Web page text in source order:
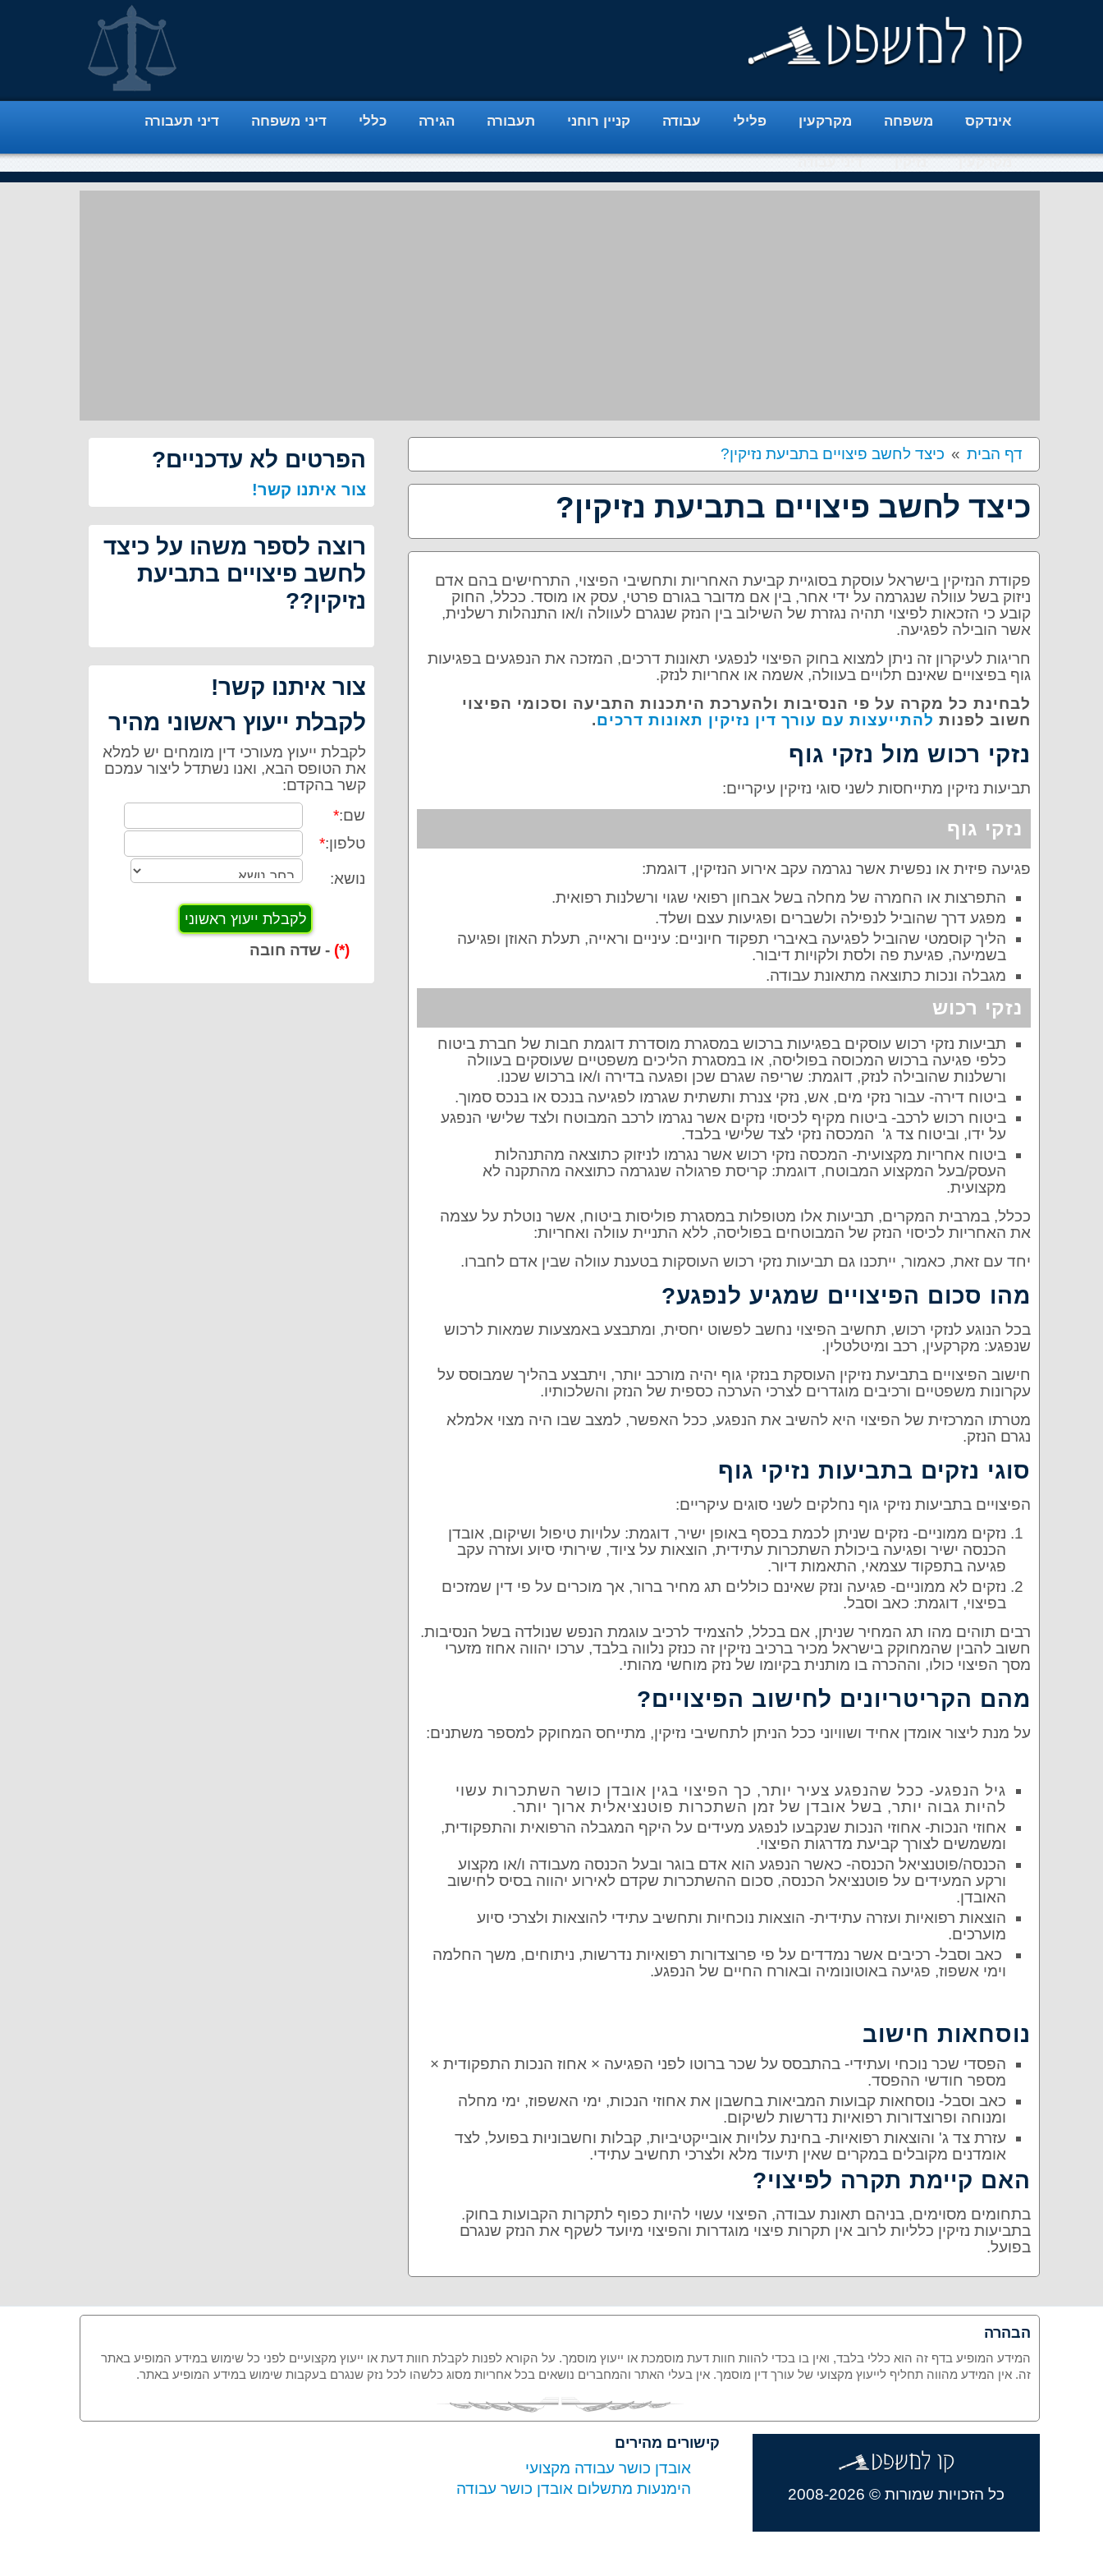
אינדקס משפחה מקרקעין פלילי עבודה קניין רוחני תעבורה הגירה כללי דיני משפחה דיני תעבורה
מקרקעין נזיקין דיני עבודה
דף הבית כיצד לחשב פיצויים בתביעת נזיקין?
כיצד לחשב פיצויים בתביעת נזיקין?
פקודת הנזיקין בישראל עוסקת בסוגיית קביעת האחריות ותחשיבי הפיצוי, התרחישים בהם אדם
ניזוק בשל עוולה שנגרמה על ידי אחר, בין אם מדובר בגורם פרטי, עסק או מוסד. ככלל, החוק
קובע כי הזכאות לפיצוי תהיה נגזרת של השילוב בין הנזק שנגרם לעוולה ו/או התנהלות רשלנית,
אשר הובילה לפגיעה.
חריגות לעיקרון זה ניתן למצוא בחוק הפיצוי לנפגעי תאונות דרכים, המזכה את הנפגעים בפגיעות
גוף בפיצויים שאינם תלויים בעוולה, אשמה או אחריות לנזק.
לבחינת כל מקרה על פי הנסיבות ולהערכת היתכנות התביעה וסכומי הפיצוי
חשוב לפנות להתייעצות עם עורך דין נזיקין תאונות דרכים.
נזקי רכוש מול נזקי גוף
תביעות נזיקין מתייחסות לשני סוגי נזיקין עיקריים:
נזקי גוף
פגיעה פיזית או נפשית אשר נגרמה עקב אירוע הנזיקין, דוגמת:
התפרצות או החמרה של מחלה בשל אבחון רפואי שגוי ורשלנות רפואית.
מפגע דרך שהוביל לנפילה ולשברים ופגיעות עצם ושלד.
הליך קוסמטי שהוביל לפגיעה באיברי תפקוד חיוניים: עיניים וראייה, תעלת האוזן ופגיעה
בשמיעה, פגיעת פה ולסת ולקויות דיבור.
מגבלה ונכות כתוצאה מתאונת עבודה.
נזקי רכוש
תביעות נזקי רכוש עוסקים בפגיעות ברכוש במסגרת מוסדרת דוגמת חבות של חברת ביטוח
כלפי פגיעה ברכוש המכוסה בפוליסה, או במסגרת הליכים משפטיים שעוסקים בעוולה
ורשלנות שהובילה לנזק, דוגמת: שריפה שגרם שכן ופגעה בדירה ו/או ברכוש שכנו.
ביטוח דירה- עבור נזקי מים, אש, נזקי צנרת ותשתית שגרמו לפגיעה בנכס או בנכס סמוך.
ביטוח רכוש לרכב- ביטוח מקיף לכיסוי נזקים אשר נגרמו לרכב המבוטח ולצד שלישי הנפגע
על ידו, וביטוח צד ג' המכסה נזקי לצד שלישי בלבד.
ביטוח אחריות מקצועית- המכסה נזקי רכוש אשר נגרמו לניזוק כתוצאה מהתנהלות
העסק/בעל המקצוע המבוטח, דוגמת: קריסת פרגולה שנגרמה כתוצאה מהתקנה לא
מקצועית.
ככלל, במרבית המקרים, תביעות אלו מטופלות במסגרת פוליסות ביטוח, אשר נוטלת על עצמה
את האחריות לכיסוי הנזק של המבוטחים בפוליסה, ללא התניית עוולה ואחריות:
יחד עם זאת, כאמור, ייתכנו גם תביעות נזקי רכוש העוסקות בטענת עוולה שבין אדם לחברו.
מהו סכום הפיצויים שמגיע לנפגע?
בכל הנוגע לנזקי רכוש, תחשיב הפיצוי נחשב לפשוט יחסית, ומתבצע באמצעות שמאות לרכוש
שנפגע: מקרקעין, רכב ומיטלטלין.
חישוב הפיצויים בתביעת נזיקין העוסקת בנזקי גוף יהיה מורכב יותר, ויתבצע בהליך שמבוסס על
עקרונות משפטיים ורכיבים מוגדרים לצרכי הערכה כספית של הנזק והשלכותיו.
מטרתו המרכזית של הפיצוי היא להשיב את הנפגע, ככל האפשר, למצב שבו היה מצוי אלמלא
נגרם הנזק.
סוגי נזקים בתביעות נזיקי גוף
הפיצויים בתביעות נזיקי גוף נחלקים לשני סוגים עיקריים:
נזקים ממוניים- נזקים שניתן לכמת בכסף באופן ישיר, דוגמת: עלויות טיפול ושיקום, אובדן
הכנסה ישיר ופגיעה ביכולת השתכרות עתידית, הוצאות על ציוד, שירותי סיוע ועזרה עקב
פגיעה בתפקוד עצמאי, התאמות דיור.
נזקים לא ממוניים- פגיעה ונזק שאינם כוללים תג מחיר ברור, אך מוכרים על פי דין שמזכים
בפיצוי, דוגמת: כאב וסבל.
רבים תוהים מהו תג המחיר שניתן, אם בכלל, להצמיד לרכיב עוגמת הנפש שנולדה בשל הנסיבות.
חשוב להבין שהמחוקק בישראל מכיר ברכיב נזיקין זה כנזק נלווה בלבד, ערכו יהווה אחוז מזערי
מסך הפיצוי כולו, וההכרה בו מותנית בקיומו של נזק מוחשי מהותי.
מהם הקריטריונים לחישוב הפיצויים?
על מנת ליצור אומדן אחיד ושוויוני ככל הניתן לתחשיבי נזיקין, מתייחס המחוקק למספר משתנים:
גיל הנפגע- ככל שהנפגע צעיר יותר, כך הפיצוי בגין אובדן כושר השתכרות עשוי
להיות גבוה יותר, בשל אובדן של זמן השתכרות פוטנציאלית ארוך יותר.
אחוזי הנכות- אחוזי הנכות שנקבעו לנפגע מעידים על היקף המגבלה הרפואית והתפקודית,
ומשמשים לצורך קביעת מדרגות הפיצוי.
הכנסה/פוטנציאל הכנסה- כאשר הנפגע הוא אדם בוגר ובעל הכנסה מעבודה ו/או מקצוע
ורקע המעידים על פוטנציאל הכנסה, סכום ההשתכרות שקדם לאירוע יהווה בסיס לחישוב
האובדן.
הוצאות רפואיות ועזרה עתידית- הוצאות נוכחיות ותחשיב עתידי להוצאות ולצרכי סיוע
מוערכים.
כאב וסבל- רכיבים אשר נמדדים על פי פרוצדורות רפואיות נדרשות, ניתוחים, משך החלמה
וימי אשפוז, פגיעה באוטונומיה ובאורח החיים של הנפגע.
נוסחאות חישוב
הפסדי שכר נוכחי ועתידי- בהתבסס על שכר ברוטו לפני הפגיעה × אחוז הנכות התפקודית ×
מספר חודשי ההפסד.
כאב וסבל- נוסחאות קבועות המביאות בחשבון את אחוזי הנכות, ימי האשפוז, ימי מחלה
ומנוחה ופרוצדורות רפואיות נדרשות לשיקום.
עזרת צד ג' והוצאות רפואיות- בחינת עלויות אובייקטיביות, קבלות וחשבוניות בפועל, לצד
אומדנים מקובלים במקרים שאין תיעוד מלא ולצרכי תחשיב עתידי.
האם קיימת תקרה לפיצוי?
בתחומים מסוימים, בניהם תאונת עבודה, הפיצוי עשוי להיות כפוף לתקרות הקבועות בחוק.
בתביעות נזיקין כלליות לרוב אין תקרות פיצוי מוגדרות והפיצוי מיועד לשקף את הנזק שנגרם
בפועל.
הפרטים לא עדכניים?
צור איתנו קשר!
רוצה לספר משהו על כיצד
לחשב פיצויים בתביעת
נזיקין??
צור איתנו קשר!
לקבלת ייעוץ ראשוני מהיר
לקבלת ייעוץ מעורכי דין מומחים יש למלא
את הטופס הבא, ואנו נשתדל ליצור עמכם
קשר בהקדם:
שם:*
טלפון:*
נושא:
(*) - שדה חובה
הבהרה
המידע המופיע בדף זה הוא כללי בלבד, ואין בו בכדי להוות חוות דעת מוסמכת או ייעוץ מוסמך. על הקורא לפנות לקבלת חוות דעת או ייעוץ מקצועיים לפני כל שימוש במידע המופיע באתר
זה. אין המידע מהווה תחליף לייעוץ מקצועי של עורך דין מוסמך. אין בעלי האתר והמחברים נושאים בכל אחריות מסוג כלשהו לכל נזק שנגרם בעקבות שימוש במידע המופיע באתר.
כל הזכויות שמורות © 2008-2026
קישורים מהירים
אובדן כושר עבודה מקצועי
הימנעות מתשלום אובדן כושר עבודה